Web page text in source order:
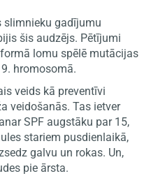
slimnieku gadījumu
šis audzējs. Pētījumi
lomu spēlē mutācijas
hromosomā.
veids kā preventīvi
veidošanās. Tas ietver
SPF augstāku par 15,
stariem pusdienlaikā,
galvu un rokas. Un,
pie ārsta.